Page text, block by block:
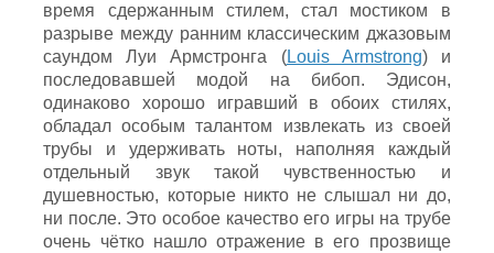
время сдержанным стилем, стал мостиком в
разрыве между ранним классическим джазовым
саундом Луи Армстронга (Louis Armstrong) и
последовавшей модой на бибоп. Эдисон,
одинаково хорошо игравший в обоих стилях,
обладал особым талантом извлекать из своей
трубы и удерживать ноты, наполняя каждый
отдельный звук такой чувственностью и
душевностью, которые никто не слышал ни до,
ни после. Это особое качество его игры на трубе
очень чётко нашло отражение в его прозвище